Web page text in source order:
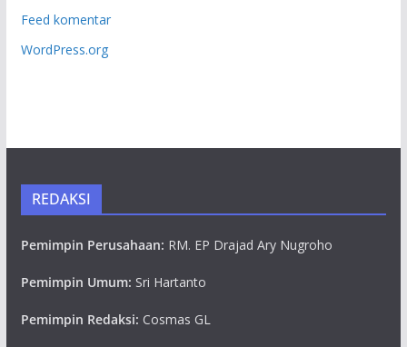
Feed komentar
WordPress.org
REDAKSI
Pemimpin Perusahaan: RM. EP Drajad Ary Nugroho
Pemimpin Umum: Sri Hartanto
Pemimpin Redaksi: Cosmas GL